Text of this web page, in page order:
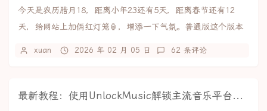
今天是农历腊月18，距离小年23还有5天，距离春节还有12
天，给网站上加俩红灯笼🏮，增添一下气氛。普通版这个版本
xuan 2026 年 02 月 05 日 62 条评论
最新教程：使用UnlockMusic解锁主流音乐平台VIP歌曲的加密保护